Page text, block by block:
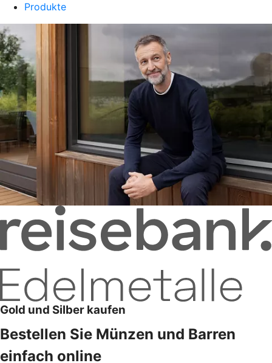
Produkte
Gold und Silber kaufen
Bestellen Sie Münzen und Barren
einfach online